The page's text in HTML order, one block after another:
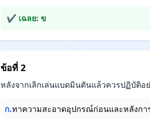
✔ เฉลย: ข
ข้อที่ 2
หลังจากเลิกเล่นแบดมินตันแล้วควรปฏิบัติอ
ก.ทาความสะอาดอุปกรณ์ก่อนและหลังกา